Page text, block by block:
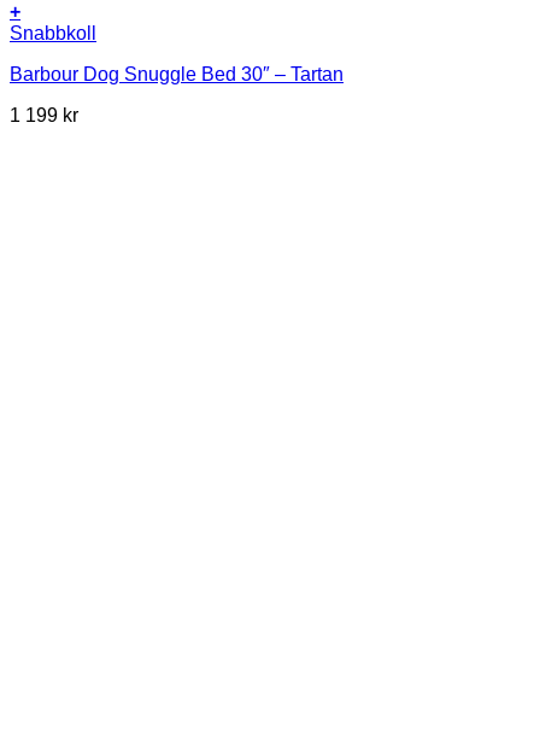
+
Snabbkoll
Barbour Dog Snuggle Bed 30″ – Tartan
1 199 kr